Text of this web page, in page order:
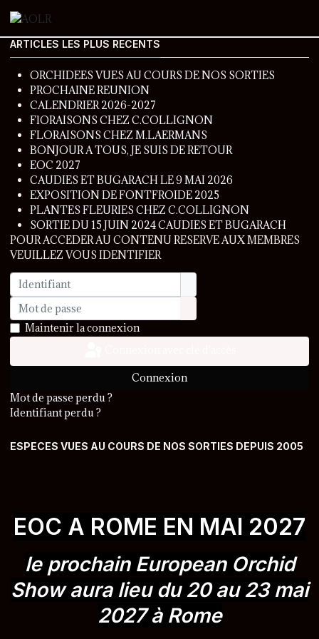
ARTICLES LES PLUS RECENTS
ORCHIDEES VUES AU COURS DE NOS SORTIES
PROCHAINE REUNION
CALENDRIER 2026-2027
FlORAISONS CHEZ C.COLLIGNON
FLORAISONS CHEZ M.LAERMANS
BONJOUR A TOUS, JE SUIS DE RETOUR
EOC 2027
CAUDIES ET BUGARACH LE 9 MAI 2026
EXPOSITION DE FONTFROIDE 2025
PLANTES FLEURIES CHEZ C.COLLIGNON
SORTIE DU 15 JUIN 2024 CAUDIES ET BUGARACH
POUR ACCEDER AU CONTENU RESERVE AUX MEMBRES
VEUILLEZ VOUS IDENTIFIER
Identifiant
Mot de passe
Afficher le mot de passe
Maintenir la connexion
Connexion
Mot de passe perdu ?
Identifiant perdu ?
ESPECES VUES AU COURS DE NOS SORTIES DEPUIS 2005
EOC A ROME EN MAI 2027
le prochain European Orchid
Show aura lieu du 20 au 23 mai
2027 à Rome